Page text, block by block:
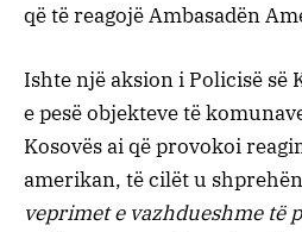
që të reagojë Ambasadën
Ishte një aksion i Policisë së
e pesë objekteve të
Kosovës ai që provokoi
amerikan, të cilët u
veprimet e vazhdueshme të